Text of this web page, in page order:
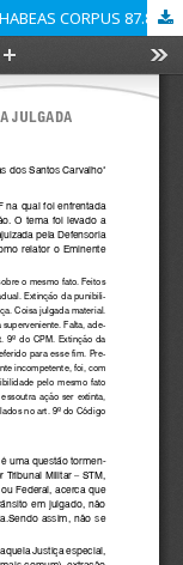
CORPUS 87.869)